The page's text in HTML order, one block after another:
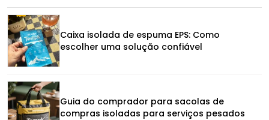
Caixa isolada de espuma EPS: Como
escolher uma solução confiável
Guia do comprador para sacolas de
compras isoladas para serviços pesados